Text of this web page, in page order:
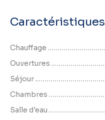
Caractéristiques
Chauffage
Ouvertures
Séjour
Chambres
Salle d'eau